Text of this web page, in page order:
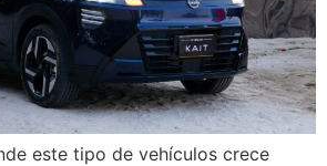
este tipo de vehículos crece